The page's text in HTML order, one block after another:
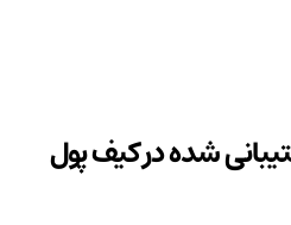
شده در کیف پول